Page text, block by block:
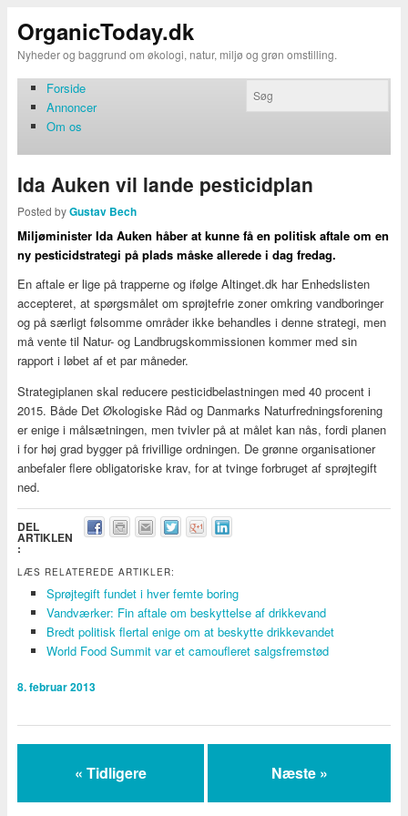
OrganicToday.dk
Nyheder og baggrund om økologi, natur, miljø og grøn omstilling.
Forside
Annoncer
Om os
Ida Auken vil lande pesticidplan
Posted byGustav Bech
Miljøminister Ida Auken håber at kunne få en politisk aftale om en
ny pesticidstrategi på plads måske allerede i dag fredag.
En aftale er lige på trapperne og ifølge Altinget.dk har Enhedslisten
accepteret, at spørgsmålet om sprøjtefrie zoner omkring vandboringer
og på særligt følsomme områder ikke behandles i denne strategi, men
må vente til Natur- og Landbrugskommissionen kommer med sin
rapport i løbet af et par måneder.
Strategiplanen skal reducere pesticidbelastningen med 40 procent i
2015. Både Det Økologiske Råd og Danmarks Naturfredningsforening
er enige i målsætningen, men tvivler på at målet kan nås, fordi planen
i for høj grad bygger på frivillige ordningen. De grønne organisationer
anbefaler flere obligatoriske krav, for at tvinge forbruget af sprøjtegift
ned.
DEL
ARTIKLEN
:
LÆS RELATEREDE ARTIKLER:
Sprøjtegift fundet i hver femte boring
Vandværker: Fin aftale om beskyttelse af drikkevand
Bredt politisk flertal enige om at beskytte drikkevandet
World Food Summit var et camoufleret salgsfremstød
8. februar 2013
« Tidligere Næste »